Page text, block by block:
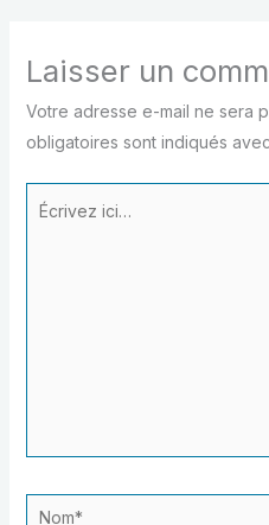
Laisser un
Votre adresse e-mail ne sera
obligatoires sont indiqués avec
Écrivez
Nom*